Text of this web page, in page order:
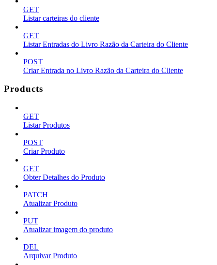
GET
Listar carteiras do cliente
GET
Listar Entradas do Livro Razão da Carteira do Cliente
POST
Criar Entrada no Livro Razão da Carteira do Cliente
Products
GET
Listar Produtos
POST
Criar Produto
GET
Obter Detalhes do Produto
PATCH
Atualizar Produto
PUT
Atualizar imagem do produto
DEL
Arquivar Produto